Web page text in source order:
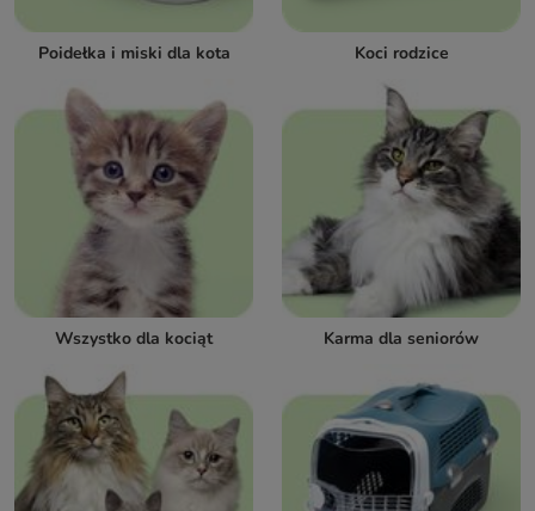
Poidełka i miski dla kota Koci rodzice
Wszystko dla kociąt Karma dla seniorów